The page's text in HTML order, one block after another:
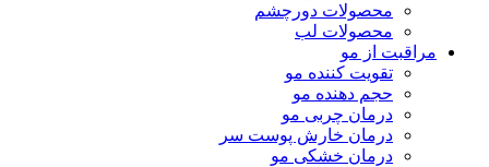
محصولات دورچشم
محصولات لب
مراقبت از مو
تقویت کننده مو
حجم دهنده مو
درمان چربی مو
درمان خارش پوست سر
درمان خشکی مو